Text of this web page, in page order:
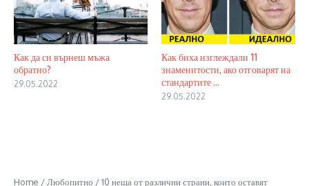
Как да си върнеш мъжа
обратно?
29.05.2022
Как биха изглеждали 11
знаменитости, ако отговарят на
стандартите ...
29.05.2022
Home /Любопитно /10 неща от различни страни, които оставят